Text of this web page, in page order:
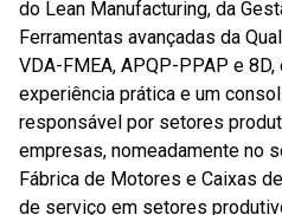
do Lean Manufacturing, da
Ferramentas avançadas da
VDA-FMEA, APQP-PPAP e
experiência prática e um
responsável por setores
empresas, nomeadamente no
Fábrica de Motores e Caixas
de serviço em setores